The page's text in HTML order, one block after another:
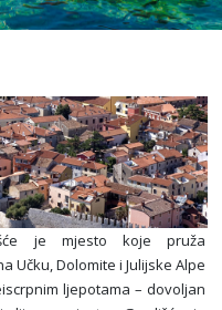
je mjesto koje pruža
Učku, Dolomite i Julijske Alpe
ljepotama – dovoljan